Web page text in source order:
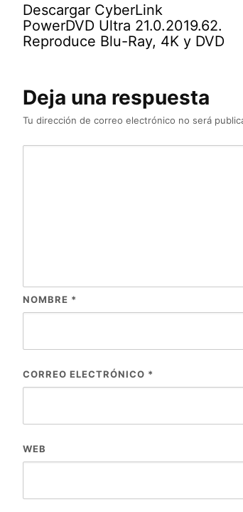
Descargar CyberLink
PowerDVD Ultra 21.0.2019.62.
Reproduce Blu-Ray, 4K y DVD
Deja una respuesta
Tu dirección de correo electrónico no será
NOMBRE *
CORREO ELECTRÓNICO *
WEB